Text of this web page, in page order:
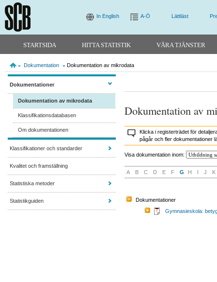
In English A-Ö Lättläst
STARTSIDA HITTA STATISTIK VÅRA TJÄNSTER
» Dokumentation » Dokumentation av mikrodata
Dokumentationer
Dokumentation av mikrodata
Klassifikationsdatabasen
Om dokumentationen
Klassifikationer och standarder
Kvalitet och framställning
Statistiska metoder
Statistikguiden
Dokumentation av
Klicka i registerträdet för
pågår och fler dokumentationer
Visa dokumentation inom:
A B C D E F G H I J K
Dokumentationer
Gymnasieskola: